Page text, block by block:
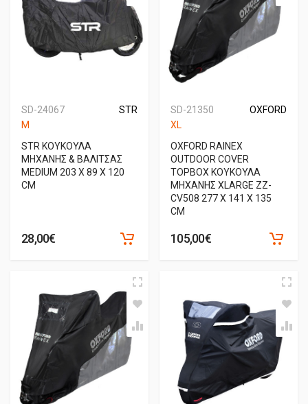
SD-24067
STR
M
STR ΚΟΥΚΟΥΛΑ
ΜΗΧΑΝΗΣ & ΒΑΛΙΤΣΑΣ
MEDIUM 203 Χ 89 Χ 120
CM
28,00€
SD-21350
OXFORD
XL
OXFORD RAINEX
OUTDOOR COVER
TOPBOX ΚΟΥΚΟΥΛΑ
ΜΗΧΑΝΗΣ XLARGE ZZ-
CV508 277 X 141 X 135
CM
105,00€